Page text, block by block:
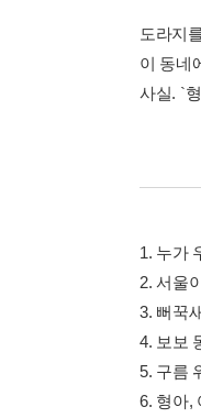
도라지
이 동네
사실. `
1. 누가
2. 서울
3. 뻐꾹
4. 보보
5. 구름
6. 형아,